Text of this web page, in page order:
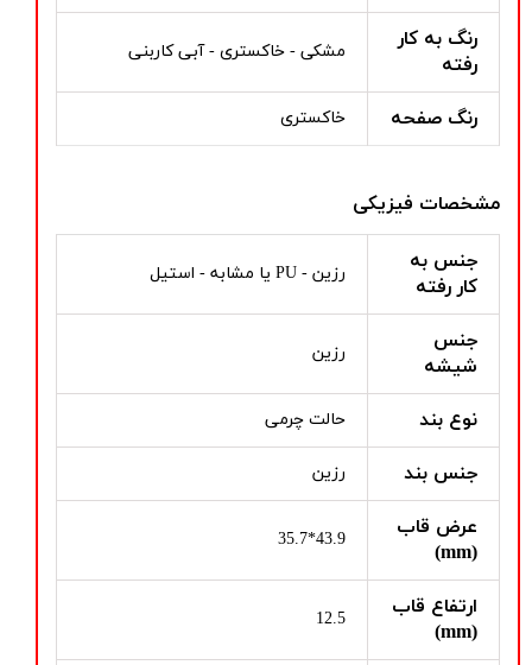
رنگ به کار
رفته
مشکی - خاکستری - آبی کاربنی
رنگ صفحه خاکستری
مشخصات فیزیکی
جنس به
کار رفته
رزین - PU یا مشابه - استیل
جنس
شیشه
رزین
نوع بند حالت چرمی
جنس بند رزین
عرض قاب
(mm)
43.9*35.7
ارتفاع قاب
(mm)
12.5